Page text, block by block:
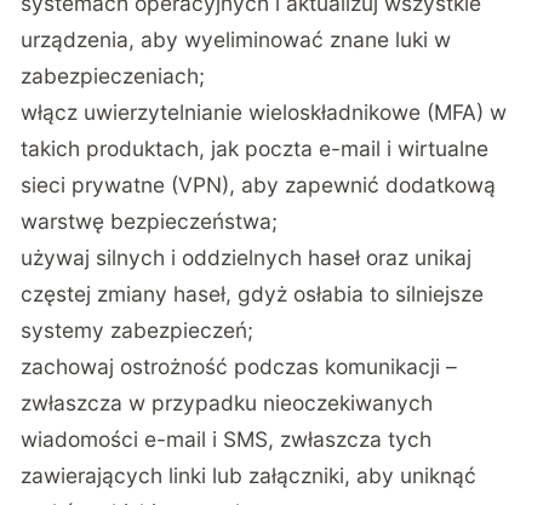
urządzenia, aby wyeliminować znane luki w
zabezpieczeniach;
włącz uwierzytelnianie wieloskładnikowe (MFA) w
takich produktach, jak poczta e-mail i wirtualne
sieci prywatne (VPN), aby zapewnić dodatkową
warstwę bezpieczeństwa;
używaj silnych i oddzielnych haseł oraz unikaj
częstej zmiany haseł, gdyż osłabia to silniejsze
systemy zabezpieczeń;
zachowaj ostrożność podczas komunikacji –
zwłaszcza w przypadku nieoczekiwanych
wiadomości e-mail i SMS, zwłaszcza tych
zawierających linki lub załączniki, aby uniknąć